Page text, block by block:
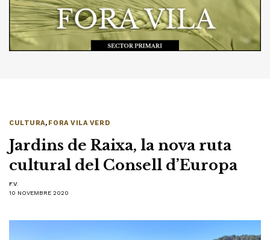
CULTURA, FORA VILA VERD
Jardins de Raixa, la nova ruta
cultural del Consell d’Europa
F.V.
10 NOVEMBRE 2020